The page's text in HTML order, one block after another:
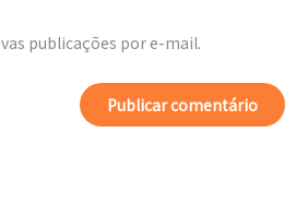
publicações por e-mail.